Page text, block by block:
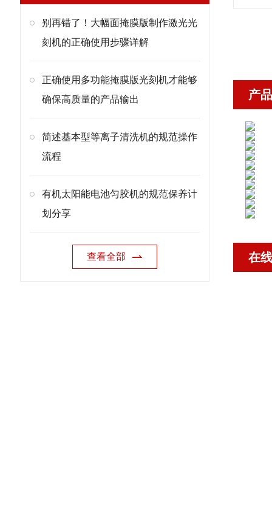
别再错了！大幅面掩膜版制作激光光
刻机的正确使用步骤详解
正确使用多功能掩膜版光刻机才能够
确保高质量的产品输出
简述基本型等离子清洗机的规范操作
流程
有机太阳能电池匀胶机的规范保养计
划分享
查看全部
产
在